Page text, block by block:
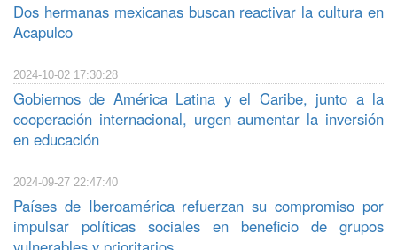
Dos hermanas mexicanas buscan reactivar la cultura en
Acapulco
2024-10-02 17:30:28
Gobiernos de América Latina y el Caribe, junto a la
cooperación internacional, urgen aumentar la inversión
en educación
2024-09-27 22:47:40
Países de Iberoamérica refuerzan su compromiso por
impulsar políticas sociales en beneficio de grupos